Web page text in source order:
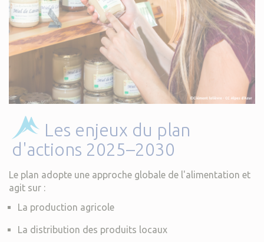
Les enjeux du plan
d'actions 2025–2030
Le plan adopte une approche globale de l'alimentation et
agit sur :
La production agricole
La distribution des produits locaux